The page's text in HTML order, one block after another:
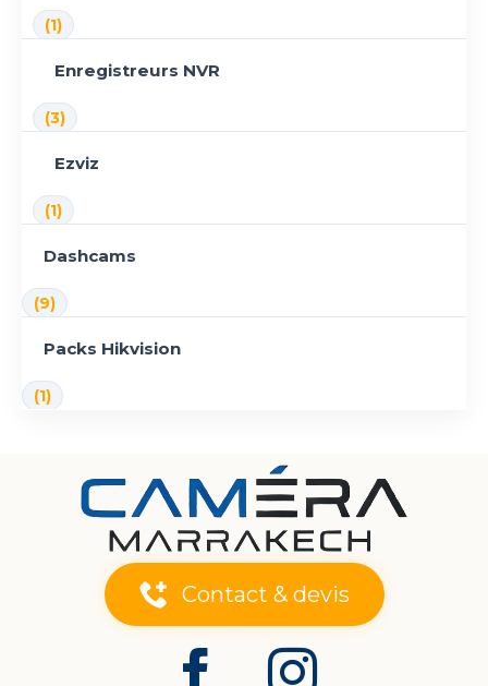
(1)
Enregistreurs NVR
(3)
Ezviz
(1)
Dashcams
(9)
Packs Hikvision
(1)
Contact & devis